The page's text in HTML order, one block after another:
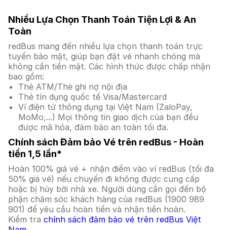
Nhiều Lựa Chọn Thanh Toán Tiện Lợi & An
Toàn
redBus mang đến nhiều lựa chọn thanh toán trực
tuyến bảo mật, giúp bạn đặt vé nhanh chóng mà
không cần tiền mặt. Các hình thức được chấp nhận
bao gồm:
Thẻ ATM/Thẻ ghi nợ nội địa
Thẻ tín dụng quốc tế Visa/Mastercard
Ví điện tử thông dụng tại Việt Nam (ZaloPay,
MoMo,...) Mọi thông tin giao dịch của bạn đều
được mã hóa, đảm bảo an toàn tối đa.
Chính sách Đảm bảo Vé trên redBus - Hoàn
tiền 1,5 lần*
Hoàn 100% giá vé + nhận điểm vào ví redBus (tối đa
50% giá vé) nếu chuyến đi không được cung cấp
hoặc bị hủy bởi nhà xe. Người dùng cần gọi đến bộ
phận chăm sóc khách hàng của redBus (1900 989
901) để yêu cầu hoàn tiền và nhận tiền hoàn.
Kiểm tra chính sách đảm bảo vé trên redBus Việt